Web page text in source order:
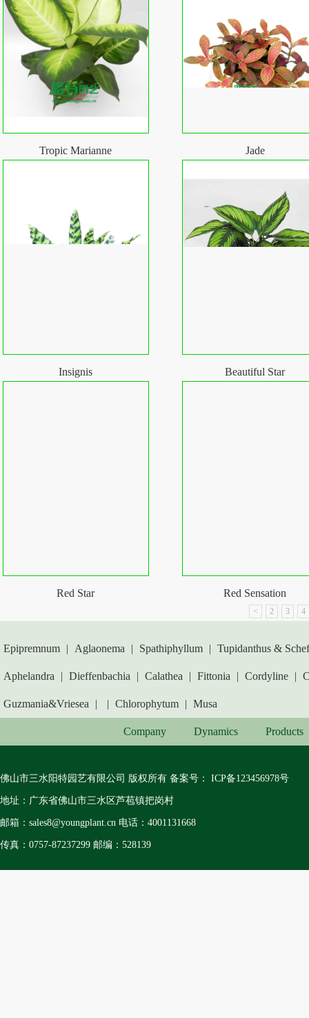
Tropic Marianne Jade
Insignis Beautiful Star
Red Star Red Sensation
< 2 3 4
Epipremnum | Aglaonema | Spathiphyllum | Tupidanthus &
Aphelandra | Dieffenbachia | Calathea | Fittonia | Cordyline |
Guzmania&Vriesea | | Chlorophytum | Musa
Company Dynamics Products
佛山市三水阳特园艺有限公司 版权所有 备案号： ICP备123456978号
地址：广东省佛山市三水区芦苞镇把岗村
邮箱：sales8@youngplant.cn 电话：4001131668
传真：0757-87237299 邮编：528139